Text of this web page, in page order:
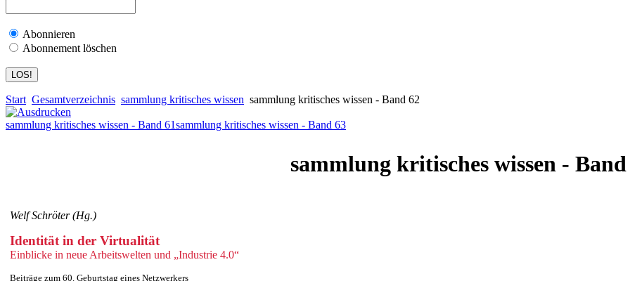
Abonnieren
Abonnement löschen
Start Gesamtverzeichnis sammlung kritisches wissen sammlung kritisches wissen - Band 62
sammlung kritisches wissen - Band 61sammlung kritisches wissen - Band 63
sammlung kritisches wissen - Band
Welf Schröter (Hg.)
Identität in der Virtualität
Einblicke in neue Arbeitswelten und „Industrie 4.0“
Beiträge zum 60. Geburtstag eines Netzwerkers